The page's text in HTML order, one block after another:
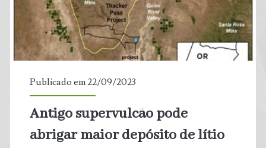
Publicado em 22/09/2023
Antigo supervulcão pode
abrigar maior depósito de lítio